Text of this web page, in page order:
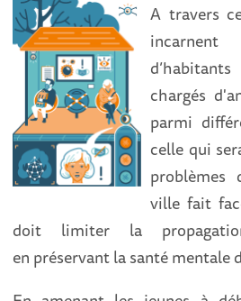
A travers
chargés
parmi
celle qui
problèmes
ville fait
doit limiter la
en préservant la santé mentale